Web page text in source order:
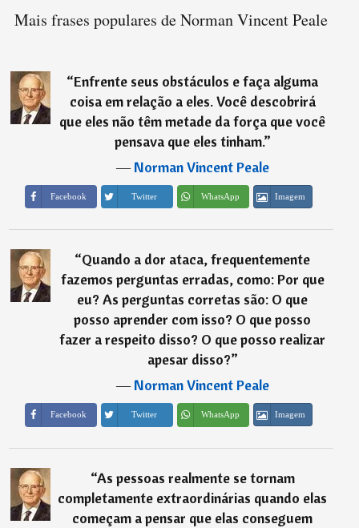
Mais frases populares de Norman Vincent Peale
“Enfrente seus obstáculos e faça alguma
coisa em relação a eles. Você descobrirá
que eles não têm metade da força que você
pensava que eles tinham.”
―Norman Vincent Peale
Facebook Twitter WhatsApp Imagem
“Quando a dor ataca, frequentemente
fazemos perguntas erradas, como: Por que
eu? As perguntas corretas são: O que
posso aprender com isso? O que posso
fazer a respeito disso? O que posso realizar
apesar disso?”
―Norman Vincent Peale
Facebook Twitter WhatsApp Imagem
“As pessoas realmente se tornam
completamente extraordinárias quando elas
começam a pensar que elas conseguem